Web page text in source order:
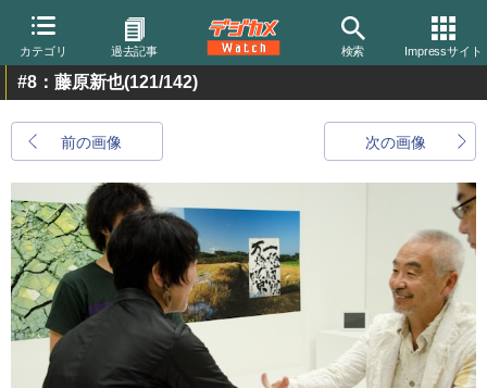
カテゴリ 過去記事 検索 Impressサイト
#8：藤原新也(121/142)
前の画像 次の画像